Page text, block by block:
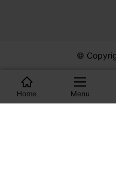
Home Menu
©